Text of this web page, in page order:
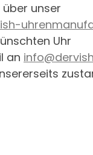
unser
Uhr
an